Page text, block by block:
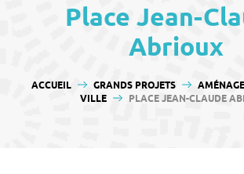
Place Jean-
Abrioux
VOUS ÊTES ICI :
ACCUEIL GRANDS PROJETS
VILLE
PLACE JEAN-CLAUDE